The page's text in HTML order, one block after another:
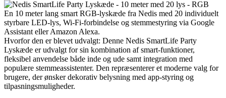
En 10 meter lang smart RGB-lyskæde fra Nedis med 20 individuelt
styrbare LED-lys, Wi-Fi-forbindelse og stemmestyring via Google
Assistant eller Amazon Alexa.
Hvorfor den er blevet udvalgt: Denne Nedis SmartLife Party
Lyskæde er udvalgt for sin kombination af smart-funktioner,
fleksibel anvendelse både inde og ude samt integration med
populære stemmeassistenter. Den repræsenterer et moderne valg for
brugere, der ønsker dekorativ belysning med app-styring og
tilpasningsmuligheder.